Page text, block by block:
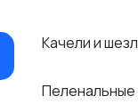
Качели и
Пеленальные